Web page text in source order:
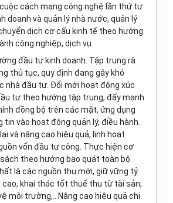
cách mạng công nghệ lần thứ tư
doanh và quản lý nhà nước, quản lý
dịch cơ cấu kinh tế theo hướng
công nghiệp, dịch vụ.
đầu tư kinh doanh. Tập trung rà
thủ tục, quy định đang gây khó
nhà đầu tư. Đổi mới hoạt động xúc
tư theo hướng tập trung, đẩy mạnh
đồng bộ trên các mặt, ứng dụng
vào hoạt động quản lý, điều hành.
và nâng cao hiệu quả, linh hoạt
vốn đầu tư công. Thực hiện cơ
theo hướng bao quát toàn bộ
là các nguồn thu mới, giữ vững tỷ
cao, khai thác tốt thuế thu từ tài sản,
môi trường,...Nâng cao hiệu quả chi